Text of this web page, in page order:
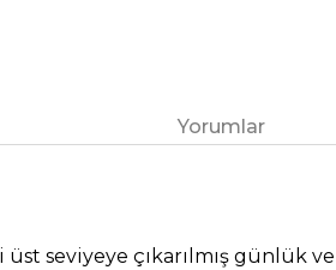
Yorumlar
seviyeye çıkarılmış